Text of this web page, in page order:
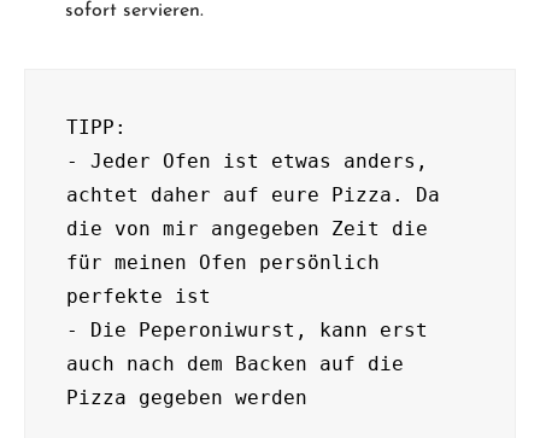
sofort servieren.
TIPP:
- Jeder Ofen ist etwas anders,
achtet daher auf eure Pizza. Da
die von mir angegeben Zeit die
für meinen Ofen persönlich
perfekte ist
- Die Peperoniwurst, kann erst
auch nach dem Backen auf die